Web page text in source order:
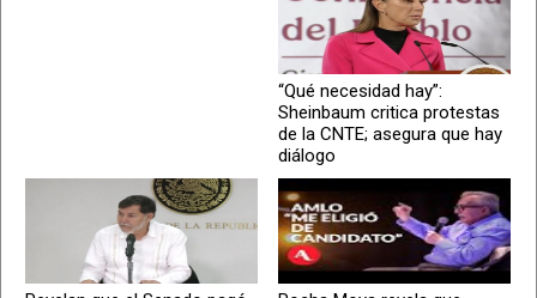
“Qué necesidad hay”:
Sheinbaum critica protestas
de la CNTE; asegura que hay
diálogo